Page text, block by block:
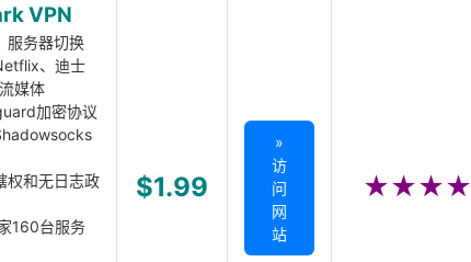
VPN
服务器切换
、迪士
媒体
加密协议
权和无日志政
160台服务
$1.99
»
访
问
网
站
★★★★